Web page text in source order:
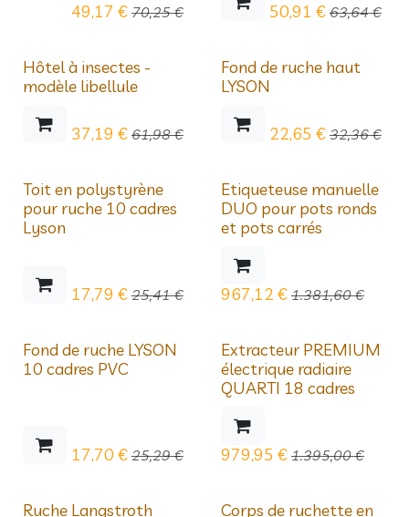
49,17 € 70,25€ 50,91 € 63,64€
Déstockage
Hôtel à insectes -
modèle libellule
37,19 € 61,98€
Déstockage
Fond de ruche haut
LYSON
22,65 € 32,36€
Déstockage
Toit en polystyrène
pour ruche 10 cadres
Lyson
17,79 € 25,41€
Déstockage
Etiqueteuse manuelle
DUO pour pots ronds
et pots carrés
967,12 € 1.381,60€
Déstockage
Fond de ruche LYSON
10 cadres PVC
17,70 € 25,29€
Déstockage
Extracteur PREMIUM
électrique radiaire
QUARTI 18 cadres
979,95 € 1.395,00€
Ruche Langstroth Corps de ruchette en